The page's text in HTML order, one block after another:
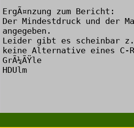
ErgÃ¤nzung zum Bericht:
Der Mindestdruck und der
angegeben.
Leider gibt es scheinbar
keine Alternative eines C-
GrÃ¼ÃŸle
HDUlm